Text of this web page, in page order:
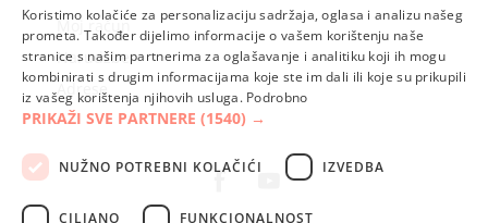
Moj račun
Narudžbe
Adrese
Koristimo kolačiće za personalizaciju sadržaja, oglasa i analizu našeg
prometa. Također dijelimo informacije o vašem korištenju naše
stranice s našim partnerima za oglašavanje i analitiku koji ih mogu
kombinirati s drugim informacijama koje ste im dali ili koje su prikupili
iz vašeg korištenja njihovih usluga. Podrobno
PRIKAŽI SVE PARTNERE (1540) →
NUŽNO POTREBNI KOLAČIĆI IZVEDBA
CILJANO FUNKCIONALNOST